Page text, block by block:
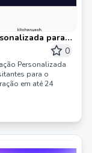
para
0
Personalizada
para o
em até 24